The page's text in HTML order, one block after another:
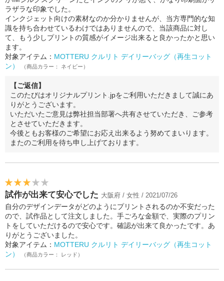
ラザラな印象でした。
インクジェット向けの素材なのか分かりませんが、当方専門的な知
識を持ち合わせているわけではありませんので、当該商品に対し
て、もう少しプリントの質感がイメージ出来ると良かったかと思い
ます。
対象アイテム： MOTTERU クルリト デイリーバッグ（再生コット
ン）
（商品カラー： ネイビー）
【ご返信】
このたびはオリジナルプリント.jpをご利用いただきまして誠にあ
りがとうございます。
いただいたご意見は弊社担当部署へ共有させていただき、ご参考
とさせていただきます。
今後ともお客様のご希望にお応え出来るよう努めてまいります。
またのご利用を待ち申し上げております。
試作が出来て安心でした 大阪府 / 女性 / 2021/07/26
自分のデザインデータがどのようにプリントされるのか不安だった
ので、試作品として注文しました。手ごろな金額で、実際のプリン
トをしていただけるので安心です。確認が出来て良かったです。あ
りがとうございました。
対象アイテム： MOTTERU クルリト デイリーバッグ（再生コット
ン）
（商品カラー： レッド）